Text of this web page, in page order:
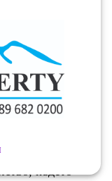
разпределени
за семейства,
допълнително
изток и юг,
светлина
балкон
където